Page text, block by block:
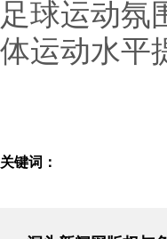
足球运动氛
体运动水平
关键词：